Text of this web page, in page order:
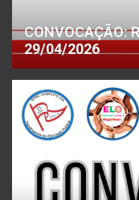
CONVOCAÇÃO:
29/04/2026